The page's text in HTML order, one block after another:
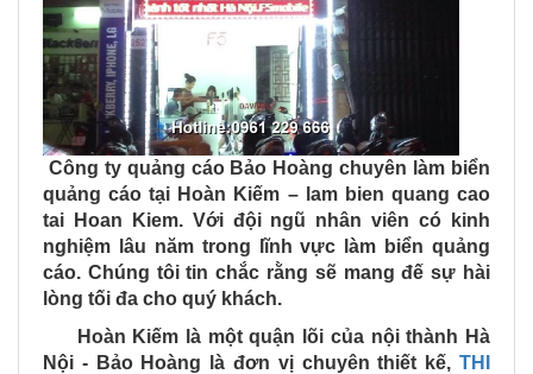
Công ty quảng cáo Bảo Hoàng chuyên làm biển
quảng cáo tại Hoàn Kiếm – lam bien quang cao
tai Hoan Kiem. Với đội ngũ nhân viên có kinh
nghiệm lâu năm trong lĩnh vực làm biển quảng
cáo. Chúng tôi tin chắc rằng sẽ mang đế sự hài
lòng tối đa cho quý khách.
Hoàn Kiếm là một quận lõi của nội thành Hà
Nội - Bảo Hoàng là đơn vị chuyên thiết kế, THI